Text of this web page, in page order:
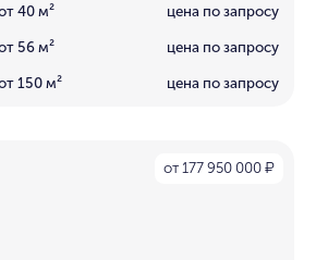
40 м² цена по запросу
56 м² цена по запросу
150 м² цена по запросу
от 177 950 000 ₽